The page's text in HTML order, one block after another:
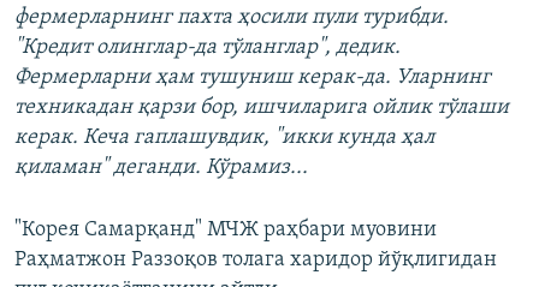
фермерларнинг пахта ҳосили пули турибди.
"Кредит олинглар-да тўланглар", дедик.
Фермерларни ҳам тушуниш керак-да. Уларнинг
техникадан қарзи бор, ишчиларига ойлик тўлаши
керак. Кеча гаплашувдик, "икки кунда ҳал
қиламан" деганди. Кўрамиз...
"Корея Самарқанд" МЧЖ раҳбари муовини
Раҳматжон Раззоқов толага харидор йўқлигидан